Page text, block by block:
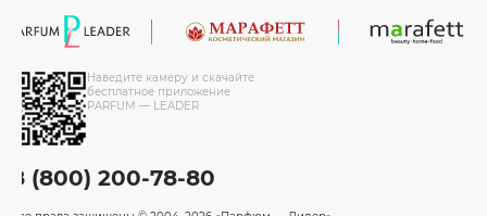
Наведите камеру и скачайте
бесплатное приложение
PARFUM — LEADER
8 (800) 200-78-80